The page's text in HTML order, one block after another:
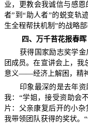
业，更教会我诚信与感
者”到“助人者”的蜕变轨
生全程帮扶机制”的战略部
四、万千苔花报春晖
获得国家励志奖学
团成员。在宣讲会上，我
意义——经济上解困，精
印象最深的是去年
我：“学姐，接受资助会
片：父亲康复后开的小杂
我带领团队获得的奖状。